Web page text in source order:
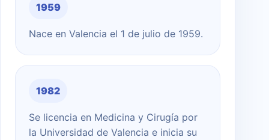
1959
Nace en Valencia el 1 de julio de 1959.
1982
Se licencia en Medicina y Cirugía por
la Universidad de Valencia e inicia su